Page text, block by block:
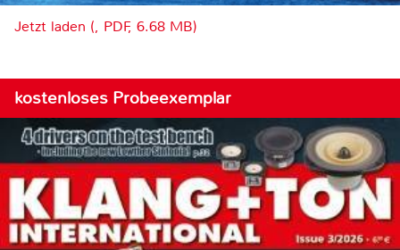
Jetzt laden (, PDF, 6.68 MB)
kostenloses Probeexemplar